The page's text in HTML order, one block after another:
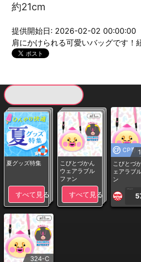
約21cm
提供開始日: 2026-02-02 00:00:00
肩にかけられる可愛いバッグです！
夏グッズ特集
すべて見る
こびとづかん
ウェアラブル
ファン
すべて見る
CP専
こびとづ
ェアラブ
ン
1PLAY
324-C